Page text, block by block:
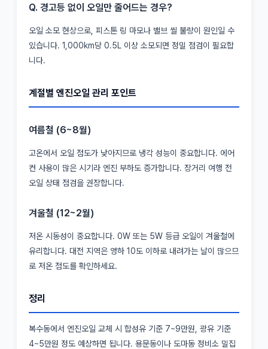
Q. 경고등 없이 오일만 줄어드는 경우?
오일 소모 현상으로, 피스톤 링 마모나 밸브 씰 불량이 원인일 수
있습니다. 1,000km당 0.5L 이상 소모되면 정밀 점검이 필요합
니다.
계절별 엔진오일 관리 포인트
여름철 (6~8월)
고온에서 오일 점도가 낮아지므로 냉각 성능이 중요합니다. 에어
컨 사용이 많은 시기라 엔진 부하도 증가합니다. 장거리 여행 전
오일 상태 점검을 권장합니다.
겨울철 (12~2월)
저온 시동성이 중요합니다. 0W 또는 5W 등급 오일이 겨울철에
유리합니다. 대전 지역은 영하 10도 이하로 내려가는 날이 많으므
로 저온 점도를 확인하세요.
정리
복수동에서 엔진오일 교체 시 합성유 기준 7~9만원, 광유 기준
4~5만원 정도 예상하면 됩니다. 용문동이나 도마동 정비소 밀집